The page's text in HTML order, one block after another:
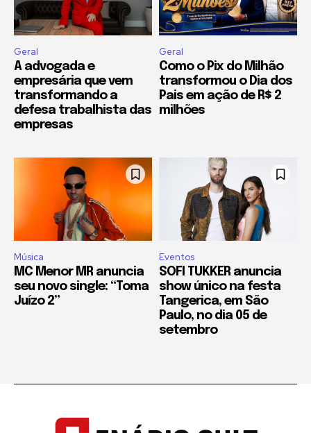
Geral
A advogada e
empresária que vem
transformando a
defesa trabalhista das
empresas
Geral
Como o Pix do Milhão
transformou o Dia dos
Pais em ação de R$ 2
milhões
Música
MC Menor MR anuncia
seu novo single: “Toma
Juízo 2”
Eventos
SOFI TUKKER anuncia
show único na festa
Tangerica, em São
Paulo, no dia 05 de
setembro